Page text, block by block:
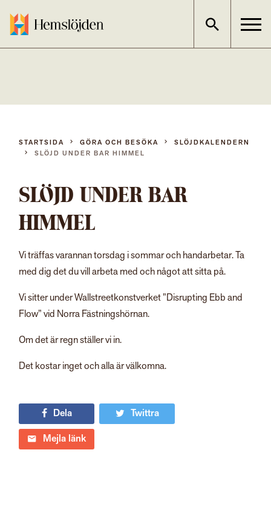
innehållet
STARTSIDA GÖRA OCH BESÖKA
SLÖJDKALENDERN
SLÖJD UNDER BAR HIMMEL
SLÖJD UNDER BAR
HIMMEL
Vi träffas varannan torsdag i sommar och handarbetar. Ta
med dig det du vill arbeta med och något att sitta på.
Vi sitter under Wallstreetkonstverket ”Disrupting Ebb and
Flow” vid Norra Fästningshörnan.
Om det är regn ställer vi in.
Det kostar inget och alla är välkomna.
Dela
Twittra
Mejla länk